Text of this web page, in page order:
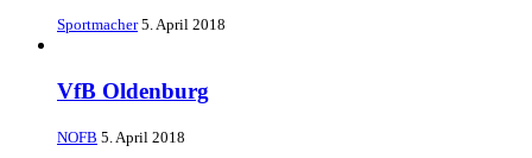
Sportmacher 5. April 2018
VfB Oldenburg
NOFB 5. April 2018